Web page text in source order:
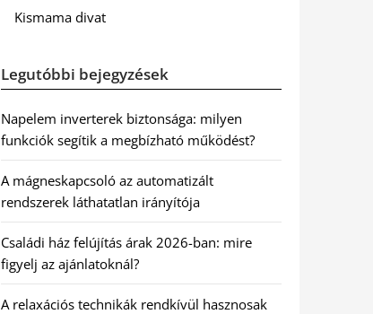
Kismama divat
Legutóbbi bejegyzések
Napelem inverterek biztonsága: milyen
funkciók segítik a megbízható működést?
A mágneskapcsoló az automatizált
rendszerek láthatatlan irányítója
Családi ház felújítás árak 2026-ban: mire
figyelj az ajánlatoknál?
A relaxációs technikák rendkívül hasznosak